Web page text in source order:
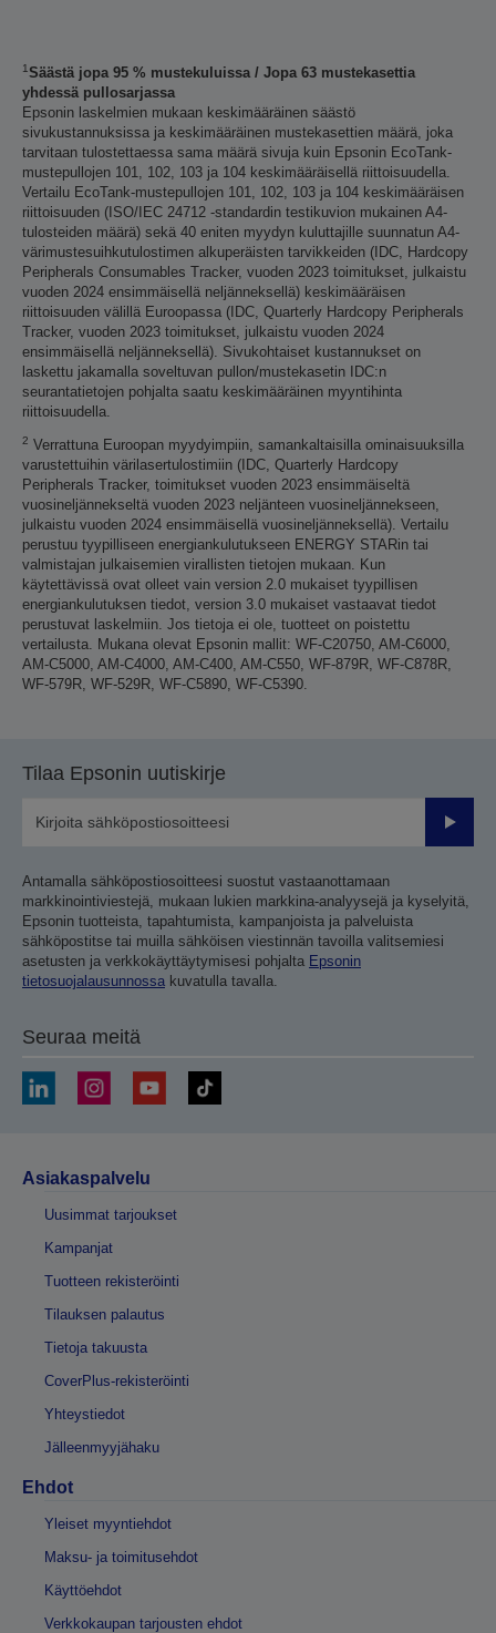
1Säästä jopa 95 % mustekuluissa / Jopa 63 mustekasettia
yhdessä pullosarjassa
Epsonin laskelmien mukaan keskimääräinen säästö
sivukustannuksissa ja keskimääräinen mustekasettien määrä, joka
tarvitaan tulostettaessa sama määrä sivuja kuin Epsonin EcoTank-
mustepullojen 101, 102, 103 ja 104 keskimääräisellä riittoisuudella.
Vertailu EcoTank-mustepullojen 101, 102, 103 ja 104 keskimääräisen
riittoisuuden (ISO/IEC 24712 -standardin testikuvion mukainen A4-
tulosteiden määrä) sekä 40 eniten myydyn kuluttajille suunnatun A4-
värimustesuihkutulostimen alkuperäisten tarvikkeiden (IDC, Hardcopy
Peripherals Consumables Tracker, vuoden 2023 toimitukset, julkaistu
vuoden 2024 ensimmäisellä neljänneksellä) keskimääräisen
riittoisuuden välillä Euroopassa (IDC, Quarterly Hardcopy Peripherals
Tracker, vuoden 2023 toimitukset, julkaistu vuoden 2024
ensimmäisellä neljänneksellä). Sivukohtaiset kustannukset on
laskettu jakamalla soveltuvan pullon/mustekasetin IDC:n
seurantatietojen pohjalta saatu keskimääräinen myyntihinta
riittoisuudella.
2 Verrattuna Euroopan myydyimpiin, samankaltaisilla ominaisuuksilla
varustettuihin värilasertulostimiin (IDC, Quarterly Hardcopy
Peripherals Tracker, toimitukset vuoden 2023 ensimmäiseltä
vuosineljännekseltä vuoden 2023 neljänteen vuosineljännekseen,
julkaistu vuoden 2024 ensimmäisellä vuosineljänneksellä). Vertailu
perustuu tyypilliseen energiankulutukseen ENERGY STARin tai
valmistajan julkaisemien virallisten tietojen mukaan. Kun
käytettävissä ovat olleet vain version 2.0 mukaiset tyypillisen
energiankulutuksen tiedot, version 3.0 mukaiset vastaavat tiedot
perustuvat laskelmiin. Jos tietoja ei ole, tuotteet on poistettu
vertailusta. Mukana olevat Epsonin mallit: WF-C20750, AM-C6000,
AM-C5000, AM-C4000, AM-C400, AM-C550, WF-879R, WF-C878R,
WF-579R, WF-529R, WF-C5890, WF-C5390.
Tilaa Epsonin uutiskirje
Lähetä
Antamalla sähköpostiosoitteesi suostut vastaanottamaan
markkinointiviestejä, mukaan lukien markkina-analyysejä ja kyselyitä,
Epsonin tuotteista, tapahtumista, kampanjoista ja palveluista
sähköpostitse tai muilla sähköisen viestinnän tavoilla valitsemiesi
asetusten ja verkkokäyttäytymisesi pohjalta Epsonin
tietosuojalausunnossa kuvatulla tavalla.
Seuraa meitä
Asiakaspalvelu
Uusimmat tarjoukset
Kampanjat
Tuotteen rekisteröinti
Tilauksen palautus
Tietoja takuusta
CoverPlus-rekisteröinti
Yhteystiedot
Jälleenmyyjähaku
Ehdot
Yleiset myyntiehdot
Maksu- ja toimitusehdot
Käyttöehdot
Verkkokaupan tarjousten ehdot